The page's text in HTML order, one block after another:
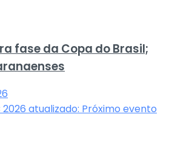
fase da Copa do Brasil;